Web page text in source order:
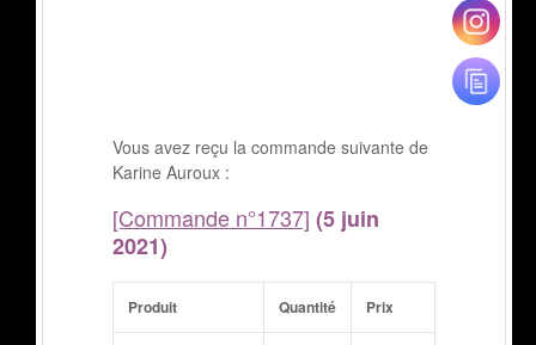
Vous avez reçu la commande suivante de
Karine Auroux :
[Commande n°1737] (5 juin
2021)
Produit Quantité Prix